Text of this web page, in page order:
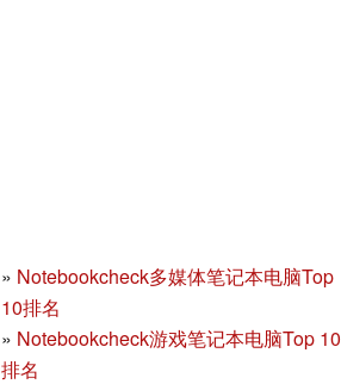
» Notebookcheck多媒体笔记本电脑Top
10排名
» Notebookcheck游戏笔记本电脑Top 10
排名